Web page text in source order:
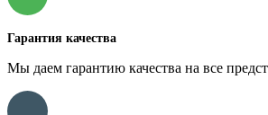
Гарантия качества
Мы даем гарантию качества на все